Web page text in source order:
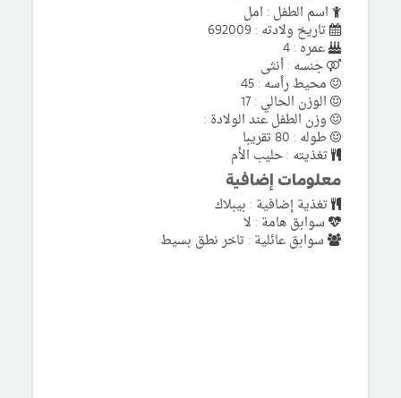
اسم الطفل : امل
تاريخ ولادته : 692009
عمره : 4
جنسه : أنثى
محيط رأسه : 45
الوزن الحالي : 17
وزن الطفل عند الولادة :
طوله : 80 تقريبا
تغذيته : حليب الأم
معلومات إضافية
تغذية إضافية : بيبلاك
سوابق هامة : لا
سوابق عائلية : تاخر نطق بسيط